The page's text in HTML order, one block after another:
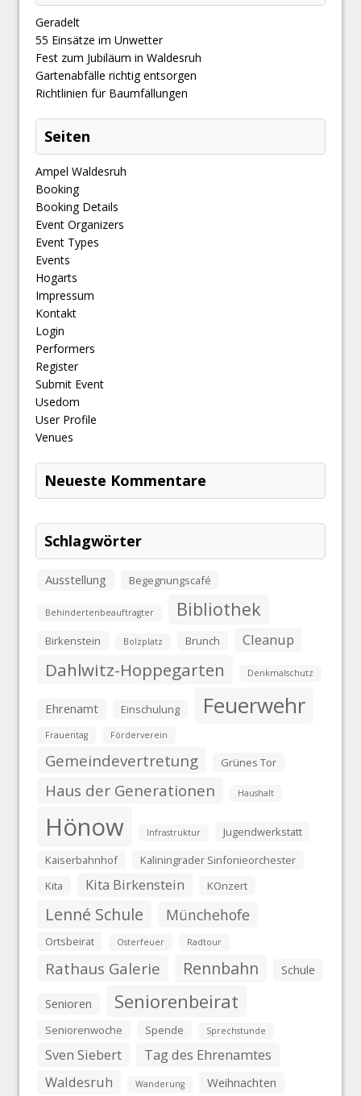
Geradelt
​55 Einsätze im Unwetter
Fest zum Jubiläum in Waldesruh
Gartenabfälle richtig entsorgen
Richtlinien für Baumfällungen
Seiten
Ampel Waldesruh
Booking
Booking Details
Event Organizers
Event Types
Events
Hogarts
Impressum
Kontakt
Login
Performers
Register
Submit Event
Usedom
User Profile
Venues
Neueste Kommentare
Schlagwörter
Ausstellung Begegnungscafé
Behindertenbeauftragter Bibliothek
Birkenstein Bolzplatz Brunch Cleanup
Dahlwitz-Hoppegarten Denkmalschutz
Ehrenamt Einschulung Feuerwehr
Frauentag Förderverein
Gemeindevertretung Grünes Tor
Haus der Generationen Haushalt
Hönow Infrastruktur
Jugendwerkstatt
Kaiserbahnhof
Kaliningrader Sinfonieorchester
Kita
Kita Birkenstein KOnzert
Lenné Schule Münchehofe
Ortsbeirat Osterfeuer Radtour
Rathaus Galerie Rennbahn Schule
Senioren Seniorenbeirat
Seniorenwoche Spende Sprechstunde
Sven Siebert
Tag des Ehrenamtes
Waldesruh
Wanderung Weihnachten